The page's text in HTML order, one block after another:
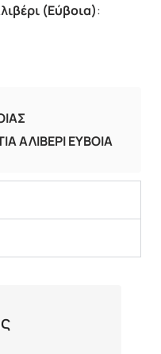
(Εύβοια):
ΑΛΙΒΕΡΙ ΕΥΒΟΙΑ